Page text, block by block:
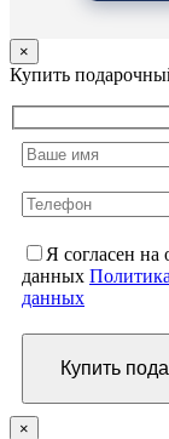
×
Купить
Я согласен на
данных
данных
×